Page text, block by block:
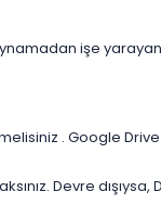
işe
. Google
Devre dışıysa,